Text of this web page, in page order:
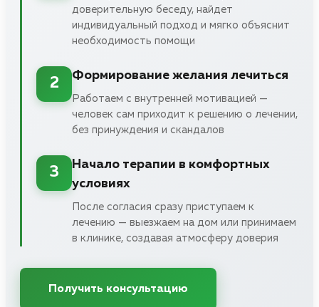
доверительную беседу, найдет
индивидуальный подход и мягко объяснит
необходимость помощи
2
Формирование желания лечиться
Работаем с внутренней мотивацией —
человек сам приходит к решению о лечении,
без принуждения и скандалов
3
Начало терапии в комфортных
условиях
После согласия сразу приступаем к
лечению — выезжаем на дом или принимаем
в клинике, создавая атмосферу доверия
Получить консультацию